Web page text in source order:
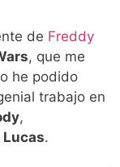
de Freddy
, que me
he podido
trabajo en
,
Lucas.